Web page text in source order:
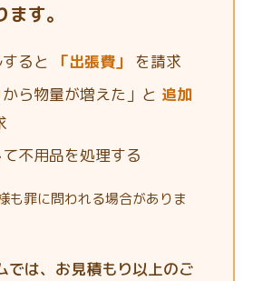
す。
ると 「出張費」
を請求
から物量が増えた」と 追加
不用品を処理する
も罪に問われる場合がありま
では、お見積もり以上のご